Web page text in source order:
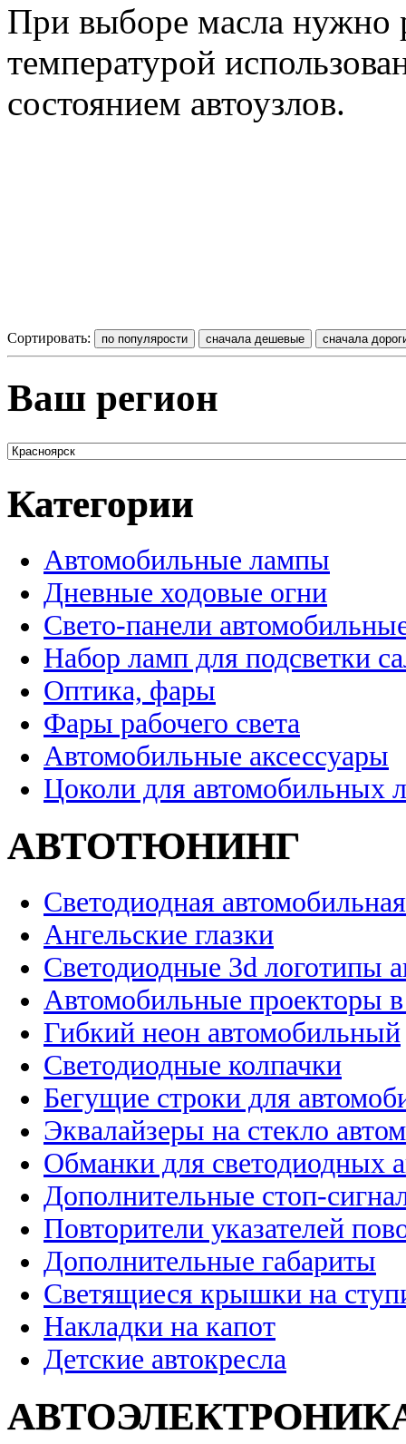
При выборе масла нужно
температурой
состоянием автоузлов.
Сортировать:
Ваш регион
Категории
Автомобильные лампы
Дневные ходовые огни
Свето-панели
Набор ламп для подсветки
Оптика, фары
Фары рабочего света
Автомобильные аксессуары
Цоколи для автомобильных
АВТОТЮНИНГ
Светодиодная
Ангельские глазки
Светодиодные 3d логотипы
Автомобильные проекторы
Гибкий неон автомобильный
Светодиодные колпачки
Бегущие строки для
Эквалайзеры на стекло
Обманки для светодиодных
Дополнительные стоп-
Повторители указателей
Дополнительные габариты
Светящиеся крышки на
Накладки на капот
Детские автокресла